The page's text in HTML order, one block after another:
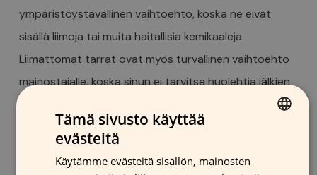
ympäristöystävällinen vaihtoehto, koska ne eivät
sisällä liimoja tai muita haitallisia kemikaaleja.
Liimattomat tarrat ovat myös turvallinen vaihtoehto
mainostajalle, koska sinun ei tarvitse huolehtia jälkien
Want to know more?
GERMAN
Tämä sivusto käyttää
evästeitä
Käytämme evästeitä sisällön, mainosten